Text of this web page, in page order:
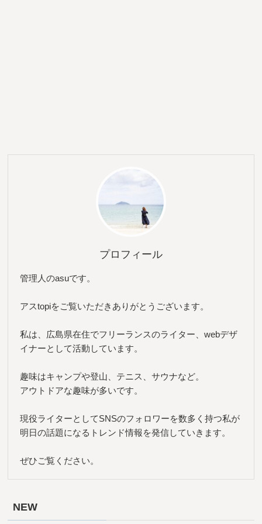
プロフィール
管理人のasuです。
アスtopiをご覧いただきありがとうございます。
私は、広島県在住でフリーランスのライター、webデザ
イナーとして活動しています。
趣味はキャンプや登山、テニス、サウナなど。
アウトドアな趣味が多いです。
現役ライターとしてSNSのフォロワーを数多く持つ私が
明日の話題になるトレンド情報を発信していきます。
ぜひご覧ください。
NEW